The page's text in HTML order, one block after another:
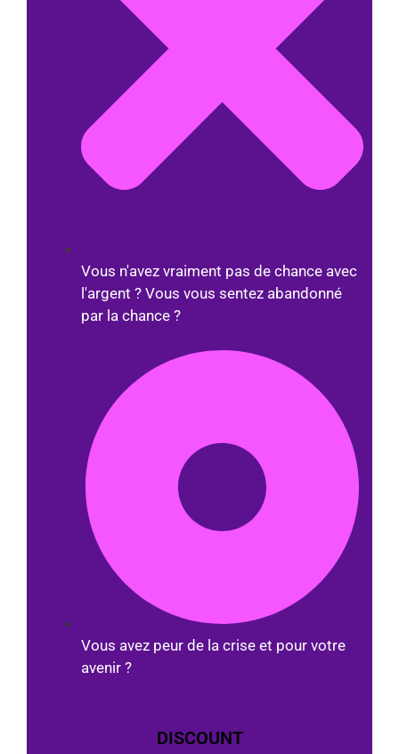
Vous n'avez vraiment pas de chance avec
l'argent ? Vous vous sentez abandonné
par la chance ?
Vous avez peur de la crise et pour votre
avenir ?
DISCOUNT